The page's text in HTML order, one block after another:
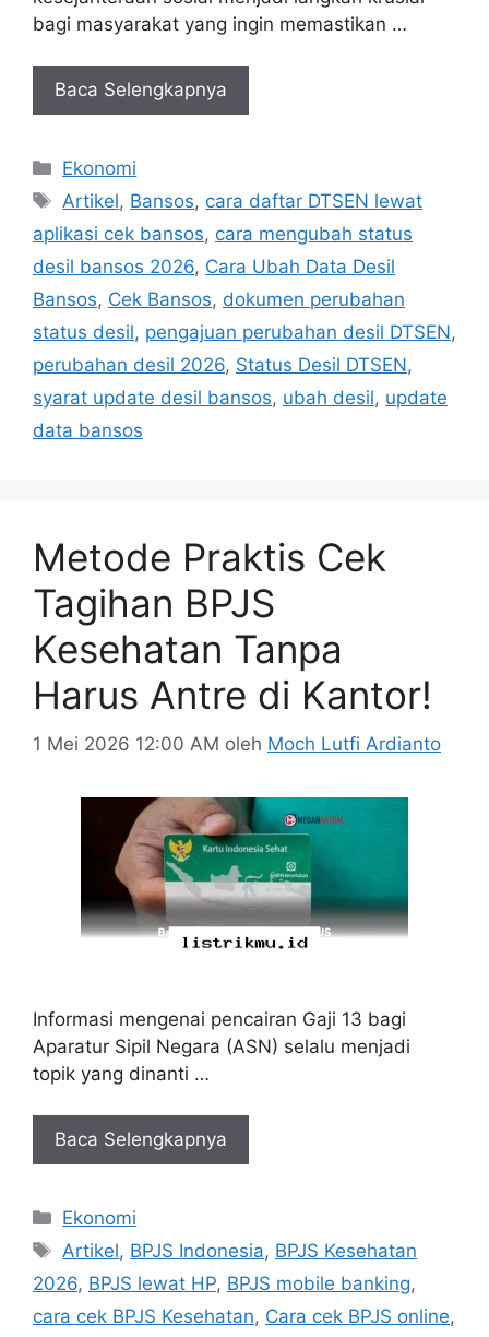
bagi masyarakat yang ingin memastikan …
Baca Selengkapnya
Kategori
Ekonomi
Tag
Artikel, Bansos, cara daftar DTSEN lewat
aplikasi cek bansos, cara mengubah status
desil bansos 2026, Cara Ubah Data Desil
Bansos, Cek Bansos, dokumen perubahan
status desil, pengajuan perubahan desil DTSEN,
perubahan desil 2026, Status Desil DTSEN,
syarat update desil bansos, ubah desil, update
data bansos
Metode Praktis Cek
Tagihan BPJS
Kesehatan Tanpa
Harus Antre di Kantor!
1 Mei 2026 12:00 AM oleh Moch Lutfi Ardianto
Informasi mengenai pencairan Gaji 13 bagi
Aparatur Sipil Negara (ASN) selalu menjadi
topik yang dinanti …
Baca Selengkapnya
Kategori
Ekonomi
Tag
Artikel, BPJS Indonesia, BPJS Kesehatan
2026, BPJS lewat HP, BPJS mobile banking,
cara cek BPJS Kesehatan, Cara cek BPJS online,